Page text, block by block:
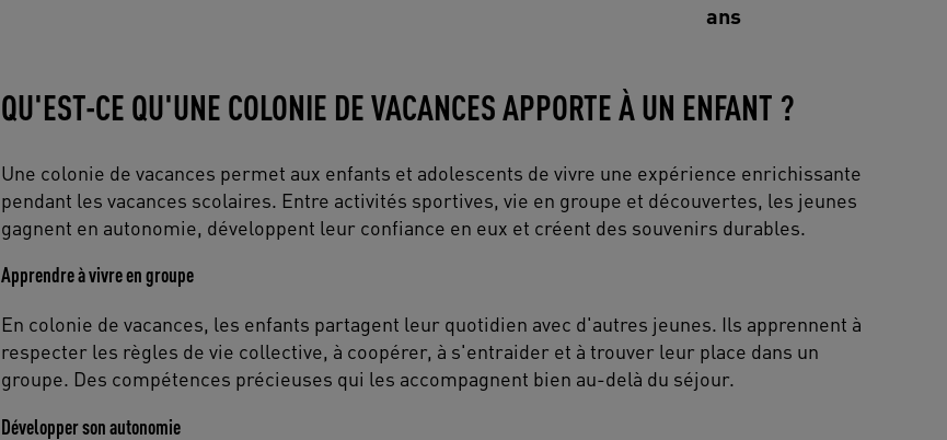
ans
QU'EST-CE QU'UNE COLONIE DE VACANCES APPORTE À UN ENFANT ?
Une colonie de vacances permet aux enfants et adolescents de vivre une expérience enrichissante
pendant les vacances scolaires. Entre activités sportives, vie en groupe et découvertes, les jeunes
gagnent en autonomie, développent leur confiance en eux et créent des souvenirs durables.
Apprendre à vivre en groupe
En colonie de vacances, les enfants partagent leur quotidien avec d'autres jeunes. Ils apprennent à
respecter les règles de vie collective, à coopérer, à s'entraider et à trouver leur place dans un
groupe. Des compétences précieuses qui les accompagnent bien au-delà du séjour.
Développer son autonomie